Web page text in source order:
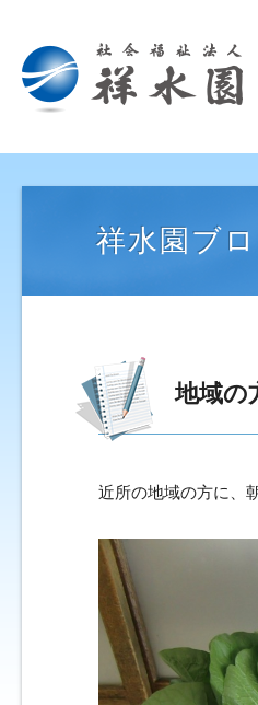
祥水園ブ
地域の
近所の地域の方に、